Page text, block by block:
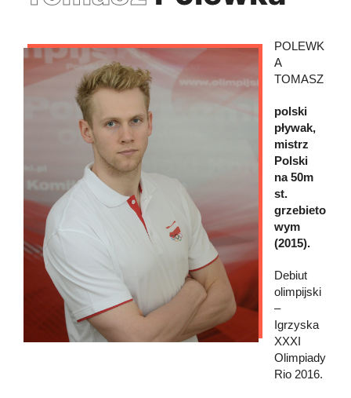
POLEWK
A
TOMASZ
polski
pływak,
mistrz
Polski
na 50m
st.
grzebieto
wym
(2015).
Debiut
olimpijski
–
Igrzyska
XXXI
Olimpiady
Rio 2016.